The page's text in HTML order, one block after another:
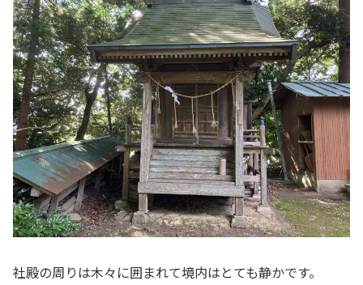
社殿の周りは木々に囲まれて境内はとても静かです。